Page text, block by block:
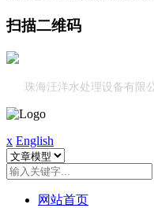
扫描二维码
珠海汪洋水处理设备有限
x English
网站首页